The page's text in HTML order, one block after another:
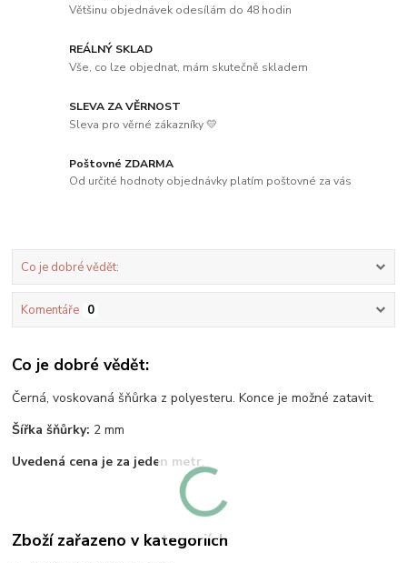
Většinu objednávek odesílám do 48 hodin
REÁLNÝ SKLAD
Vše, co lze objednat, mám skutečně skladem
SLEVA ZA VĚRNOST
Sleva pro věrné zákazníky 💛
Poštovné ZDARMA
Od určité hodnoty objednávky platím poštovné za vás
Co je dobré vědět:
Komentáře 0
Co je dobré vědět:
Černá, voskovaná šňůrka z polyesteru. Konce je možné zatavit.
Šířka šňůrky: 2 mm
Uvedená cena je za jeden metr.
Zboží zařazeno v kategoriích